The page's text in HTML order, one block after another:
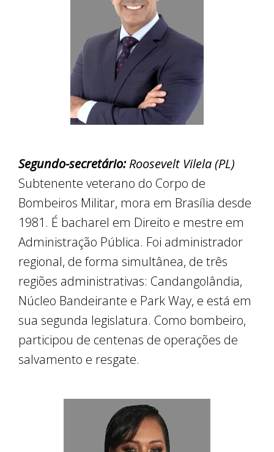
Segundo-secretário:Roosevelt Vilela (PL)
Subtenente veterano do Corpo de
Bombeiros Militar, mora em Brasília desde
1981. É bacharel em Direito e mestre em
Administração Pública. Foi administrador
regional, de forma simultânea, de três
regiões administrativas: Candangolândia,
Núcleo Bandeirante e Park Way, e está em
sua segunda legislatura. Como bombeiro,
participou de centenas de operações de
salvamento e resgate.